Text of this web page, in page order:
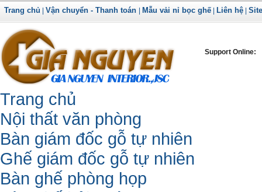
Trang chủ Vận chuyển - Thanh toán Mẫu vải nỉ bọc ghế| Liên hệ|
Support Online:
Trang chủ
Nội thất văn phòng
Bàn giám đốc gỗ tự nhiên
Ghế giám đốc gỗ tự nhiên
Bàn ghế phòng họp